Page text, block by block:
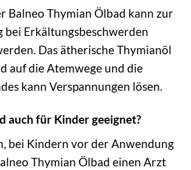
Balneo Thymian Ölbad kann zur
bei Erkältungsbeschwerden
Das ätherische Thymianöl
auf die Atemwege und die
kann Verspannungen lösen.
auch für Kinder geeignet?
bei Kindern vor der Anwendung
Thymian Ölbad einen Arzt